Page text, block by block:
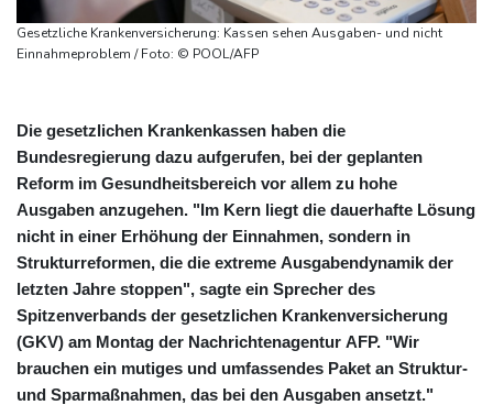
Gesetzliche Krankenversicherung: Kassen sehen Ausgaben- und nicht
Einnahmeproblem / Foto: © POOL/AFP
Die gesetzlichen Krankenkassen haben die
Bundesregierung dazu aufgerufen, bei der geplanten
Reform im Gesundheitsbereich vor allem zu hohe
Ausgaben anzugehen. "Im Kern liegt die dauerhafte Lösung
nicht in einer Erhöhung der Einnahmen, sondern in
Strukturreformen, die die extreme Ausgabendynamik der
letzten Jahre stoppen", sagte ein Sprecher des
Spitzenverbands der gesetzlichen Krankenversicherung
(GKV) am Montag der Nachrichtenagentur AFP. "Wir
brauchen ein mutiges und umfassendes Paket an Struktur-
und Sparmaßnahmen, das bei den Ausgaben ansetzt."